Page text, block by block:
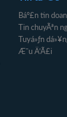
Báº£n tin
Tin chuyÃªn
Tuyá»ƒn
Æ¯u Ä‘Ã£i